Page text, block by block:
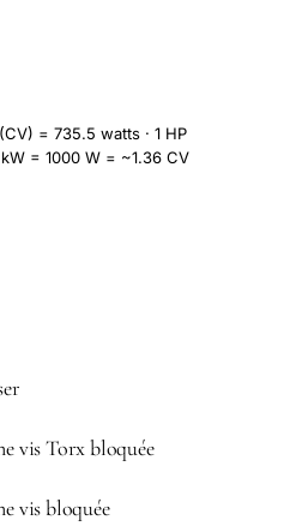
= 735.5 watts · 1 HP
= 1000 W = ~1.36 CV
vis Torx bloquée
vis bloquée